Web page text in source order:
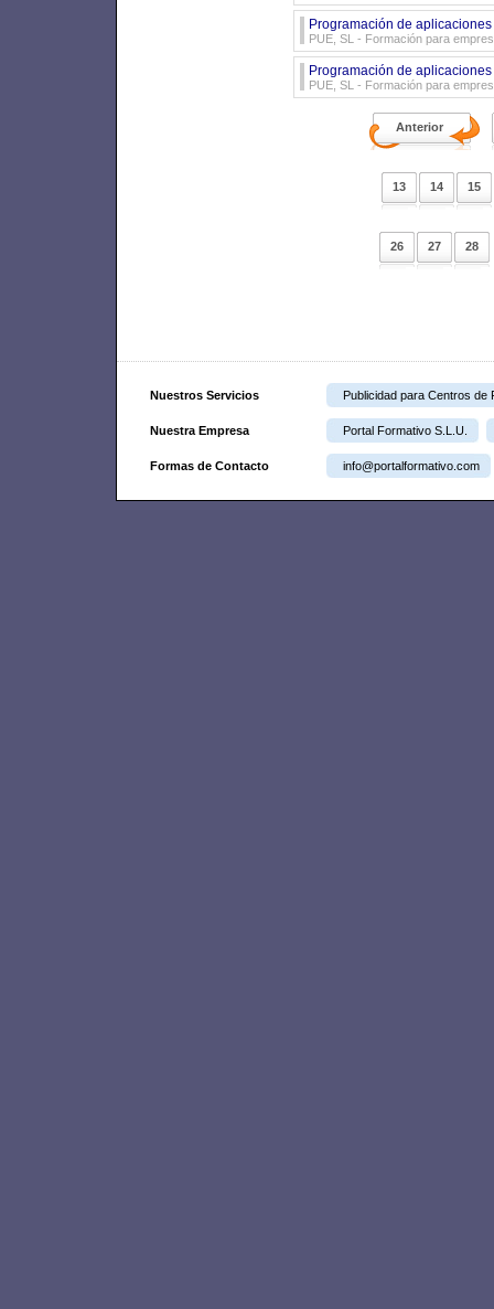
Programación de
PUE, SL - Formación para
Programación de
PUE, SL - Formación para
Anterior
13 14 15
26 27 28
Nuestros Servicios Publicidad para Centros de
Nuestra Empresa Portal Formativo S.L.U.
Formas de Contacto info@portalformativo.com